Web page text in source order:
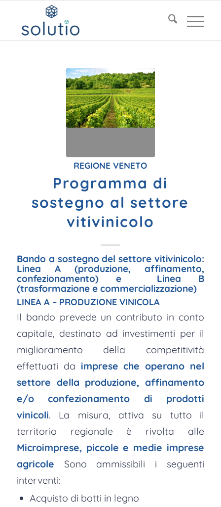
REGIONE VENETO
Programma di
sostegno al settore
vitivinicolo
Bando a sostegno del settore vitivinicolo:
Linea A (produzione, affinamento,
confezionamento) e Linea B
(trasformazione e commercializzazione)
LINEA A – PRODUZIONE VINICOLA
Il bando prevede un contributo in conto
capitale, destinato ad investimenti per il
miglioramento della competitività
effettuati da imprese che operano nel
settore della produzione, affinamento
e/o confezionamento di prodotti
vinicoli. La misura, attiva su tutto il
territorio regionale è rivolta alle
Microimprese, piccole e medie imprese
agricole Sono ammissibili i seguenti
interventi:
Acquisto di botti in legno